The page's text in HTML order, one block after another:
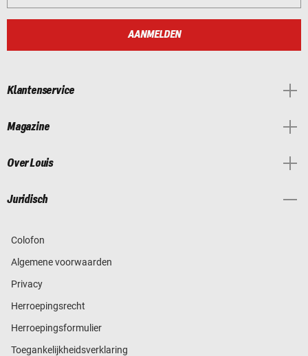
AANMELDEN
Klantenservice
Magazine
Over Louis
Juridisch
Colofon
Algemene voorwaarden
Privacy
Herroepingsrecht
Herroepingsformulier
Toegankelijkheidsverklaring